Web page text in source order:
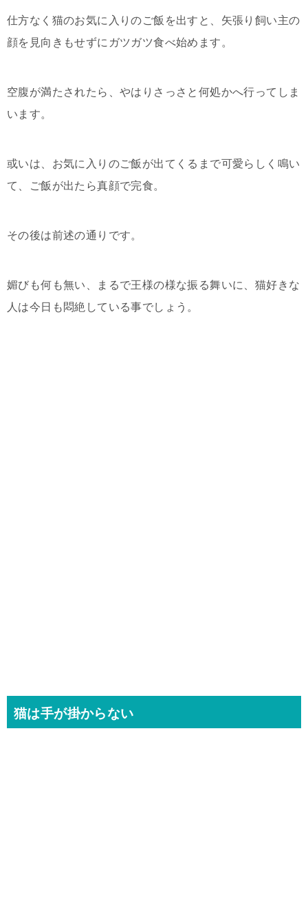
仕方なく猫のお気に入りのご飯を出すと、矢張り飼い主の
顔を見向きもせずにガツガツ食べ始めます。
空腹が満たされたら、やはりさっさと何処かへ行ってしま
います。
或いは、お気に入りのご飯が出てくるまで可愛らしく鳴い
て、ご飯が出たら真顔で完食。
その後は前述の通りです。
媚びも何も無い、まるで王様の様な振る舞いに、猫好きな
人は今日も悶絶している事でしょう。
猫は手が掛からない